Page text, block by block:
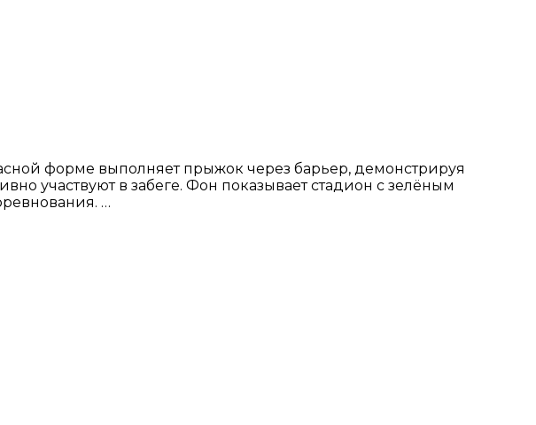
форме выполняет прыжок через барьер, демонстрируя
участвуют в забеге. Фон показывает стадион с зелёным
…